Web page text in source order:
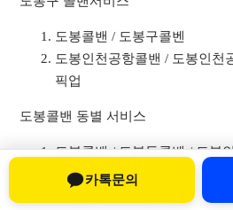
도봉콜밴 / 도봉구콜벤
도봉인천공항콜밴 / 도봉인천
픽업
도봉콜밴 동별 서비스
도봉콜밴 / 도봉동콜벤 / 도봉
공항샌딩 / 도봉인천공항픽업
방학콜밴 / 방학동콜벤 / 방학
카톡문의